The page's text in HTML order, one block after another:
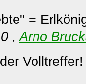
=
,Arno
Volltreffer!